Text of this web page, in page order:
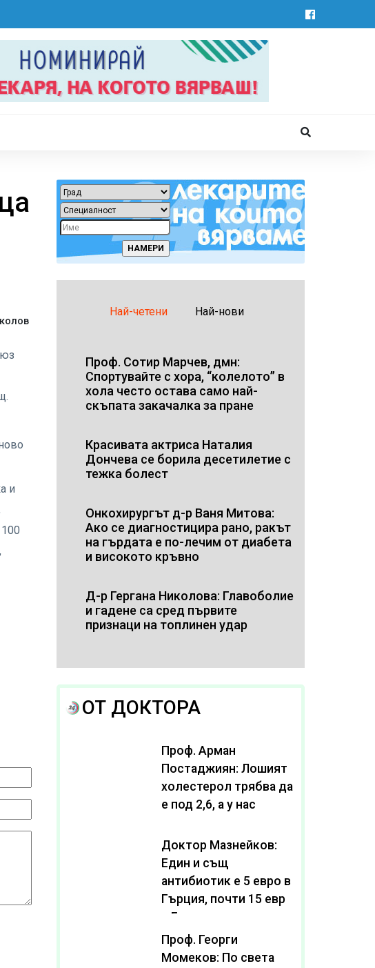
и
Най-четени Най-нови
Проф. Сотир Марчев, дмн:
Спортувайте с хора, “колелото” в
хола често остава само най-
скъпата закачалка за пране
Красивата актриса Наталия
Дончева се борила десетилетие с
тежка болест
Онкохирургът д-р Ваня Митова:
Ако се диагностицира рано, ракът
на гърдата е по-лечим от диабета
и високото кръвно
Д-р Гергана Николова: Главоболие
и гадене са сред първите
признаци на топлинен удар
ОТ ДОКТОРА
Проф. Арман
Постаджиян: Лошият
холестерол трябва да
е под 2,6, а у нас
нива от 3,2
Доктор Мазнейков:
Един и същ
антибиотик e 5 евро в
Гърция, почти 15 евро
в България
Проф. Георги
Момеков: По света